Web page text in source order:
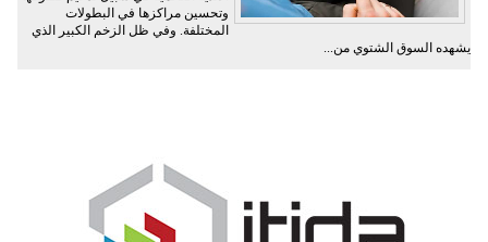
وتحسين مراكزها في البطولات
المختلفة. وفي ظل الزخم الكبير الذي
يشهده السوق الشتوي من...